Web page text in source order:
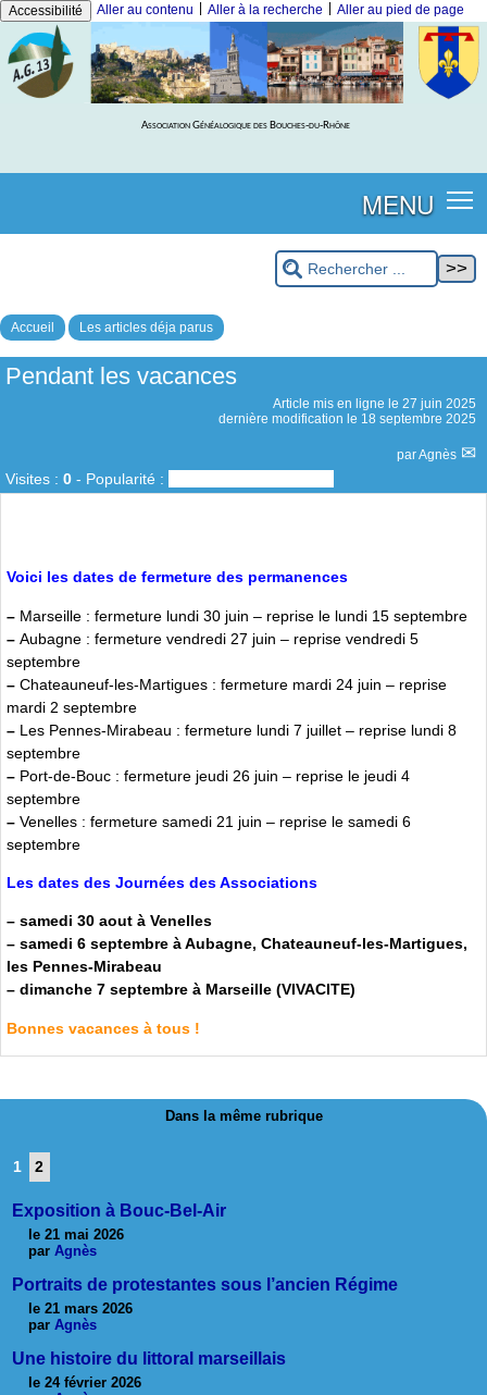
Accessibilité Aller au contenu Aller à la recherche Aller au pied de page
Association Généalogique des Bouches-du-Rhône
MENU
Accueil Les articles déja parus
Pendant les vacances
Article mis en ligne le 27 juin 2025
dernière modification le 18 septembre 2025
parAgnès
Visites : 0 - Popularité :
Voici les dates de fermeture des permanences
– Marseille : fermeture lundi 30 juin – reprise le lundi 15 septembre
– Aubagne : fermeture vendredi 27 juin – reprise vendredi 5
septembre
– Chateauneuf-les-Martigues : fermeture mardi 24 juin – reprise
mardi 2 septembre
– Les Pennes-Mirabeau : fermeture lundi 7 juillet – reprise lundi 8
septembre
– Port-de-Bouc : fermeture jeudi 26 juin – reprise le jeudi 4
septembre
– Venelles : fermeture samedi 21 juin – reprise le samedi 6
septembre
Les dates des Journées desAssociations
– samedi 30 aout à Venelles
– samedi 6 septembre à Aubagne, Chateauneuf-les-Martigues,
les Pennes-Mirabeau
– dimanche 7 septembre à Marseille (VIVACITE)
Bonnes vacances à tous !
Dans la même rubrique
1 2
Exposition à Bouc-Bel-Air
le 21 mai 2026
par Agnès
Portraits de protestantes sous l’ancien Régime
le 21 mars 2026
par Agnès
Une histoire du littoral marseillais
le 24 février 2026